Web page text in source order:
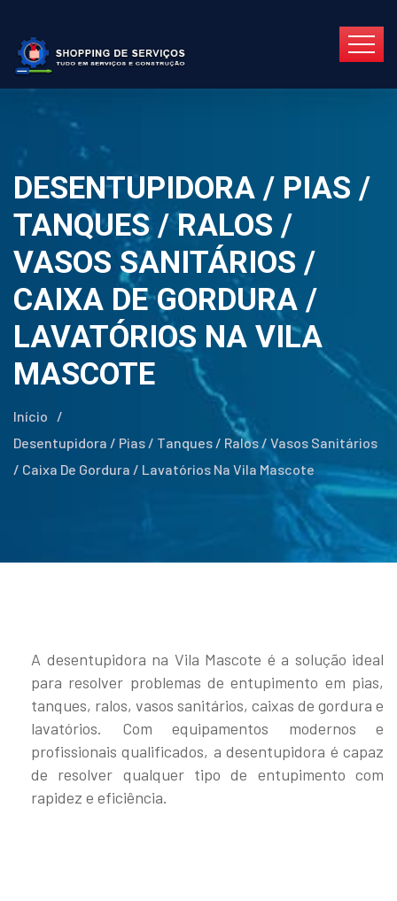
DESENTUPIDORA / PIAS /
TANQUES / RALOS /
VASOS SANITÁRIOS /
CAIXA DE GORDURA /
LAVATÓRIOS NA VILA
MASCOTE
Início
/
Desentupidora / Pias / Tanques / Ralos / Vasos Sanitários
/ Caixa De Gordura / Lavatórios Na Vila Mascote
A desentupidora na Vila Mascote é a solução ideal
para resolver problemas de entupimento em pias,
tanques, ralos, vasos sanitários, caixas de gordura e
lavatórios. Com equipamentos modernos e
profissionais qualificados, a desentupidora é capaz
de resolver qualquer tipo de entupimento com
rapidez e eficiência.